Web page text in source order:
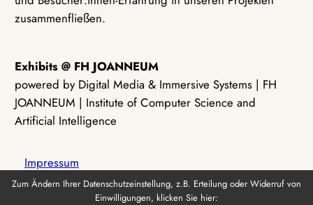
zusammenfließen.
Exhibits @ FH JOANNEUM
powered by Digital Media & Immersive Systems | FH
JOANNEUM | Institute of Computer Science and
Artificial Intelligence
Impressum
Zum Ändern Ihrer Datenschutzeinstellung, z.B. Erteilung oder Widerruf von
Einwilligungen, klicken Sie hier: